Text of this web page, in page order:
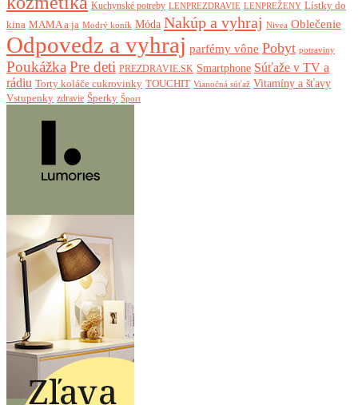
Kuchynské potreby LENPREZDRAVIE LENPREŽENY Lístky do
kina MAMA a ja Modrý koník Móda Nakúp a vyhraj Nivea Oblečenie
Odpovedz a vyhraj parfémy vône Pobyt potraviny
Poukážka Pre deti PREZDRAVIE.SK Smartphone Súťaže v TV a
rádiu Torty koláče cukrovinky TOUCHIT Vianočná súťaž Vitamíny a šťavy
Vstupenky zdravie Šperky Šport